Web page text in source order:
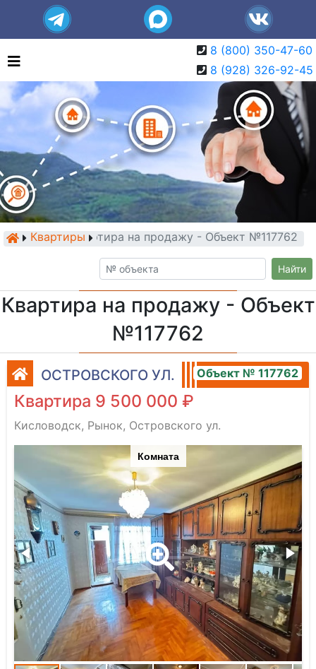
8 (800) 350-47-60
8 (928) 326-92-45
КвартирыКвартира на продажу - Объект №117762
Найти
Квартира на продажу - Объект
№117762
ОСТРОВСКОГО УЛ. Объект № 117762
Квартира 9 500 000 ₽
Кисловодск, Рынок, Островского ул.
Комната